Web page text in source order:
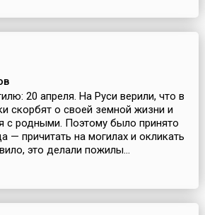
20 апреля. На Руси верили, что в
скорбят о своей земной жизни и
с родными. Поэтому было принято
— причитать на могилах и окликать
это делали пожилы...